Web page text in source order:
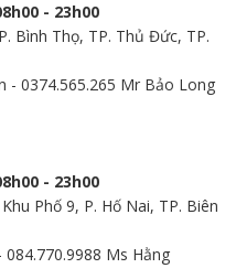
- 23h00
Bình Thọ, TP. Thủ Đức, TP.
- 0374.565.265 Mr Bảo Long
- 23h00
Phố 9, P. Hố Nai, TP. Biên
084.770.9988 Ms Hằng